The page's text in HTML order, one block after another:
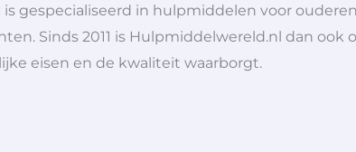
gespecialiseerd in hulpmiddelen voor
Sinds 2011 is Hulpmiddelwereld.nl dan
eisen en de kwaliteit waarborgt.